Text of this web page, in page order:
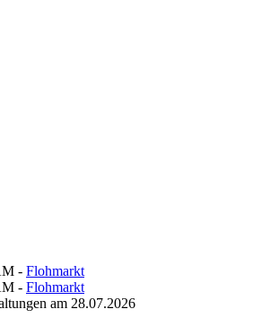
- Flohmarkt
- Flohmarkt
am 28.07.2026